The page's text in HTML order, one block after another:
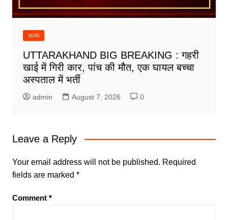
राज्य
UTTARAKHAND BIG BREAKING : गहरी
खाई में गिरी कार, पांच की मौत, एक घायल बच्चा
अस्पताल में भर्ती
admin August 7, 2026 0
Leave a Reply
Your email address will not be published. Required
fields are marked *
Comment *